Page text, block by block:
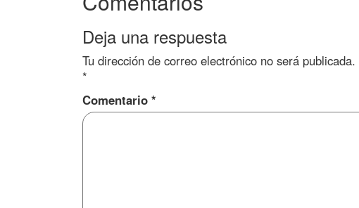
Deja una respuesta
Tu dirección de correo electrónico no será publicada.
*
Comentario *